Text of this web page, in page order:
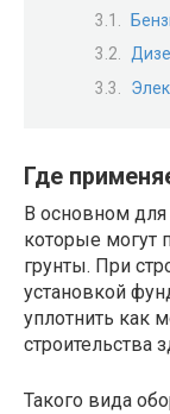
Где
В основном
которые могут
грунты. При
установкой
уплотнить как
строительства
Такого вида